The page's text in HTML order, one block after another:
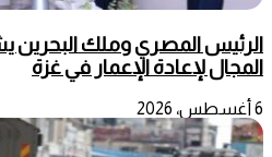
الرئيس المصري وملك البحرين
المجال لإعادة الإعمار في غزة
6 أغسطس، 2026